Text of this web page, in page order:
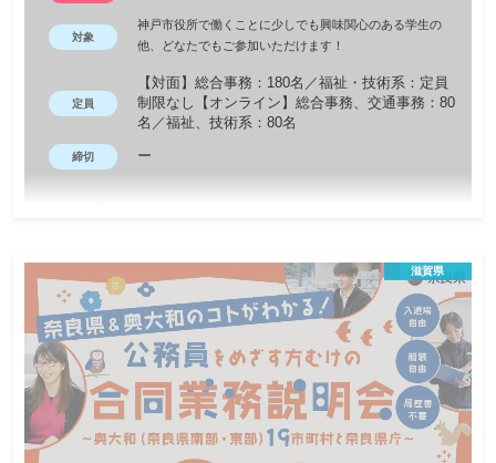
対象
神戸市役所で働くことに少しでも興味関心のある学生の
他、どなたでもご参加いただけます！
定員
【対面】総合事務：180名／福祉・技術系：定員
制限なし【オンライン】総合事務、交通事務：80
名／福祉、技術系：80名
締切 ー
験区分の仕事内容、2026年度の採用試験情報等をお伝えします。
その他、職員と直接お話できる座談会も実施予定です。動画など
では伝わりにくいリアルな声を聞くことができます。どんなこと
でも気軽にお話ししましょう！ぜひご参加ください。
滋賀県